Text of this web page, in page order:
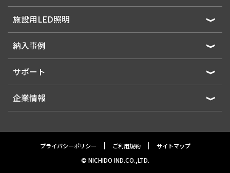
施設用LED照明
納入事例
サポート
企業情報
プライバシーポリシー ご利用規約 サイトマップ
© NICHIDO IND.CO.,LTD.